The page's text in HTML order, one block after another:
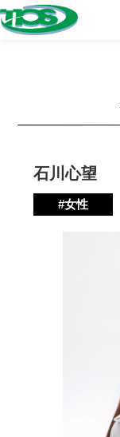
石川心望
#女性